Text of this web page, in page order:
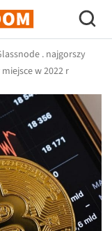
. najgorszy
w 2022 r